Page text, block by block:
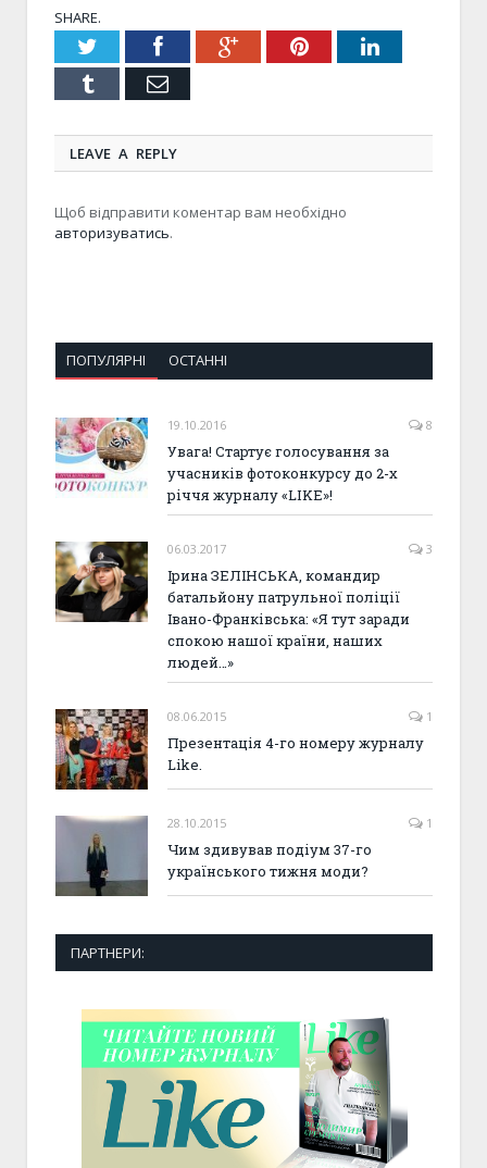
SHARE.
TwitterFacebookGoogle+PinterestLinkedIn
Tumblr Email
LEAVE A REPLY
Щоб відправити коментар вам необхідно
авторизуватись.
ПОПУЛЯРНІ ОСТАННІ
19.10.2016 8
Увага! Стартує голосування за
учасників фотоконкурсу до 2-х
річчя журналу «LIKE»!
06.03.2017 3
Ірина ЗЕЛІНСЬКА, командир
батальйону патрульної поліції
Івано-Франківська: «Я тут заради
спокою нашої країни, наших
людей…»
08.06.2015 1
Презентація 4-го номеру журналу
Like.
28.10.2015 1
Чим здивував подіум 37-го
українського тижня моди?
ПАРТНЕРИ: